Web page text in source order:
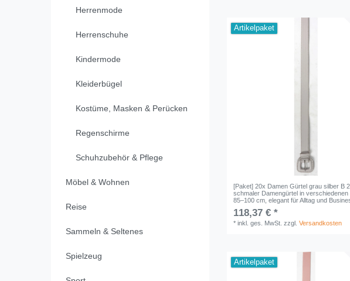
Herrenmode
Herrenschuhe
Kindermode
Kleiderbügel
Kostüme, Masken & Perücken
Regenschirme
Schuhzubehör & Pflege
Möbel & Wohnen
Reise
Sammeln & Seltenes
Spielzeug
Artikelpaket
[Paket] 20x Damen Gürtel grau silber B
schmaler Damengürtel in verschiedenen
85–100 cm, elegant für Alltag und
118,37 € *
*inkl. ges. MwSt. zzgl.Versandkosten
Artikelpaket